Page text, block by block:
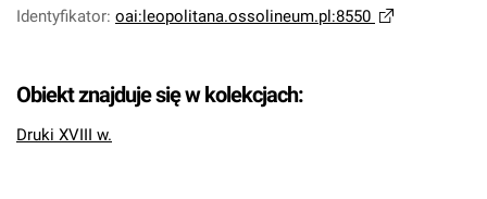
Identyfikator: oai:leopolitana.ossolineum.pl:8550
Obiekt znajduje się w kolekcjach:
Druki XVIII w.